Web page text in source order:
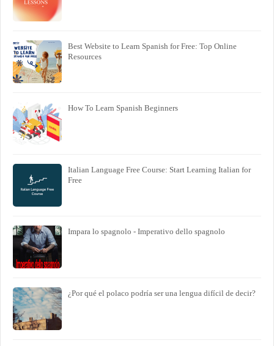
Best Website to Learn Spanish for Free: Top Online
Resources
How To Learn Spanish Beginners
Italian Language Free Course: Start Learning Italian for
Free
Impara lo spagnolo - Imperativo dello spagnolo
¿Por qué el polaco podría ser una lengua difícil de decir?